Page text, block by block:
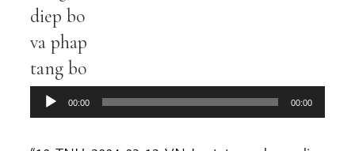
diep bo
va phap
tang bo
00:00 00:00